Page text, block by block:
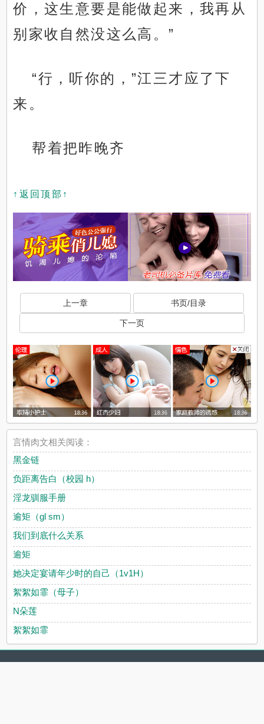
价，这生意要是能做起来，我再从
别家收自然没这么高。”
“行，听你的，”江三才应了下
来。
帮着把昨晚齐
↑返回顶部↑
上一章 书页/目录
下一页
言情肉文相关阅读：
黑金链
负距离告白（校园 h）
淫龙驯服手册
逾矩（gl sm）
我们到底什么关系
逾矩
她决定宴请年少时的自己（1v1H）
絮絮如霏（母子）
N朵莲
絮絮如霏